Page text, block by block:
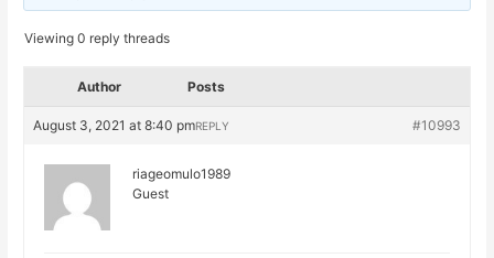
Viewing 0 reply threads
Author Posts
August 3, 2021 at 8:40 pm #10993
REPLY
riageomulo1989
Guest